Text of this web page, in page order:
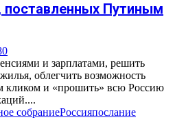
поставленных Путиным
0
и зарплатами, решить
облегчить возможность
кликом и «прошить» всю Россию
собраниеРоссияпослание